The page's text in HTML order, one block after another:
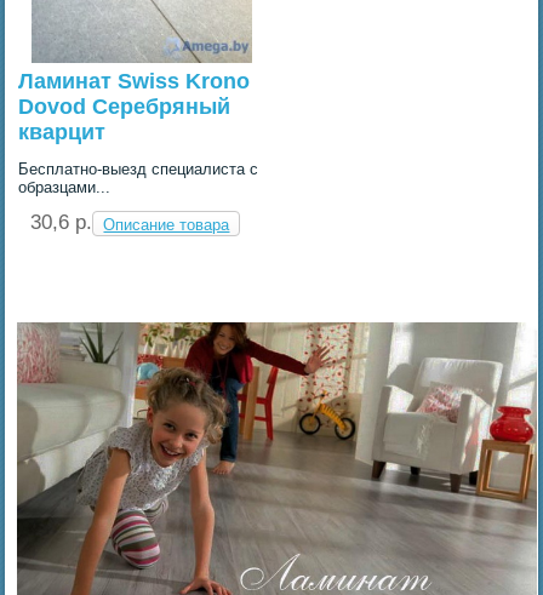
Ламинат Swiss Krono
Dovod Серебряный
кварцит
Бесплатно-выезд специалиста с
образцами...
30,6 p. Описание товара